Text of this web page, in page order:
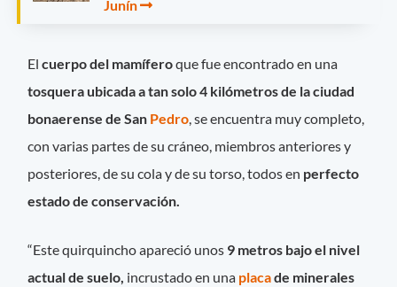
Junín
Elcuerpo del mamíferoque fue encontrado en una
tosquera ubicada a tan solo 4 kilómetros de la ciudad
bonaerense de San Pedro, se encuentra muy completo,
con varias partes de su cráneo, miembros anteriores y
posteriores, de su cola y de su torso, todos en perfecto
estado de conservación.
“Este quirquincho apareció unos 9 metros bajo el nivel
actual de suelo, incrustado en una placade minerales